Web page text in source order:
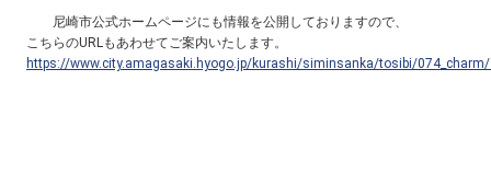
尼崎市公式ホームページにも情報を公開しておりますので、
こちらのURLもあわせてご案内いたします。
https://www.city.amagasaki.hyogo.jp/kurashi/siminsanka/tosibi/